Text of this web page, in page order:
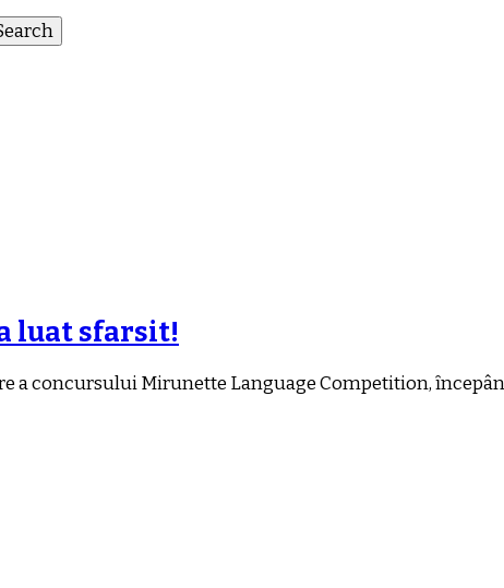
luat sfarsit!
a concursului Mirunette Language Competition,